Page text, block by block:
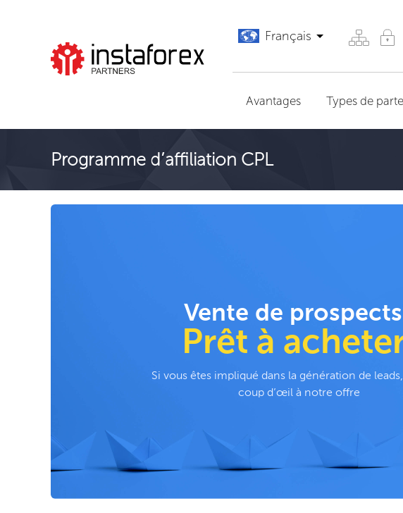
Français
Avantages Types de
Programme d’affiliation CPL
Vente de
Prêt à
Si vous êtes impliqué dans la génération de
coup d’œil à notre offre